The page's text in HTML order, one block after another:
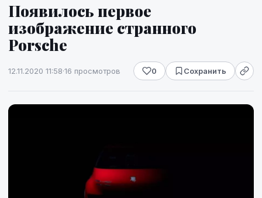
Прогноз погоды
Появилось первое
изображение странного
Porsche
12.11.2020 11:58·16 просмотров 0 Сохранить